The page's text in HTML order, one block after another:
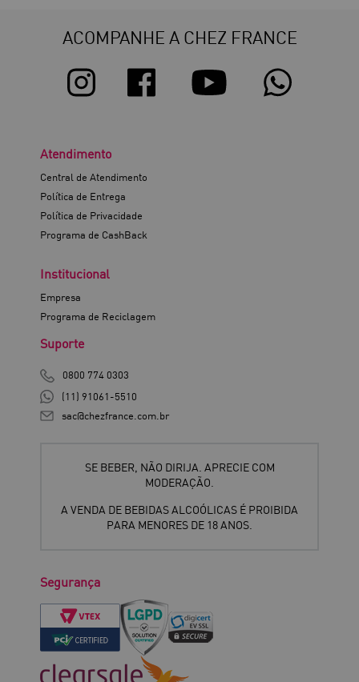
ACOMPANHE A CHEZ FRANCE
Atendimento
Central de Atendimento
Política de Entrega
Política de Privacidade
Programa de CashBack
Institucional
Empresa
Programa de Reciclagem
Suporte
0800 774 0303
(11) 91061-5510
sac@chezfrance.com.br
SE BEBER, NÃO DIRIJA. APRECIE COM
MODERAÇÃO.
A VENDA DE BEBIDAS ALCOÓLICAS É PROIBIDA
PARA MENORES DE 18 ANOS.
Segurança